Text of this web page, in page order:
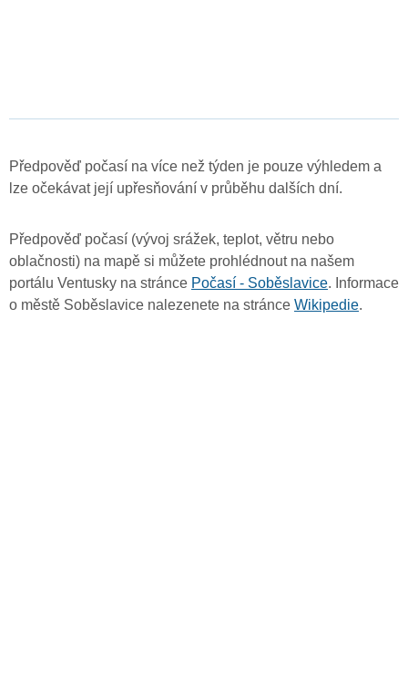
Předpověď počasí na více než týden je pouze výhledem a
lze očekávat její upřesňování v průběhu dalších dní.
Předpověď počasí (vývoj srážek, teplot, větru nebo
oblačnosti) na mapě si můžete prohlédnout na našem
portálu Ventusky na stránce Počasí - Soběslavice. Informace
o městě Soběslavice nalezenete na stránce Wikipedie.